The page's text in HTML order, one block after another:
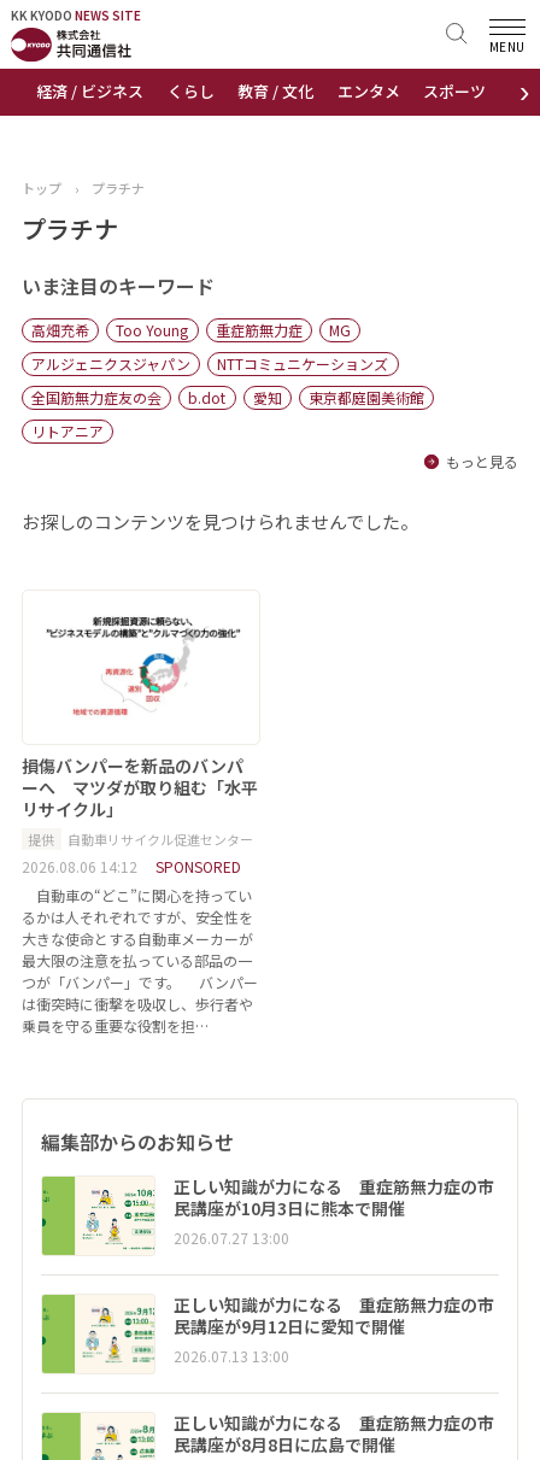
KK KYODO NEWS SITE
›
経済 / ビジネス くらし 教育 / 文化 エンタメ スポーツ 地域
MENU
KK KYODONEWS SITE
トップページ
ニュース
おすすめコンテンツ
出版物
会社概要
トップ › プラチナ
プラチナ
いま注目のキーワード
高畑充希 Too Young 重症筋無力症
MG
アルジェニクスジャパン
NTTコミュニケーションズ
全国筋無力症友の会
b.dot 愛知
東京都庭園美術館
リトアニア
もっと見る
お探しのコンテンツを見つけられませんでした。
損傷バンパーを新品のバンパ
ーへ マツダが取り組む「水平
リサイクル」
提供 自動車リサイクル促進センター
2026.08.06 14:12
SPONSORED
自動車の“どこ”に関心を持ってい
るかは人それぞれですが、安全性を
大きな使命とする自動車メーカーが
最大限の注意を払っている部品の一
つが「バンパー」です。 バンパー
は衝突時に衝撃を吸収し、歩行者や
乗員を守る重要な役割を担…
編集部からのお知らせ
正しい知識が力になる 重症筋無力症の市
民講座が10月3日に熊本で開催
2026.07.27 13:00
正しい知識が力になる 重症筋無力症の市
民講座が9月12日に愛知で開催
2026.07.13 13:00
正しい知識が力になる 重症筋無力症の市
民講座が8月8日に広島で開催